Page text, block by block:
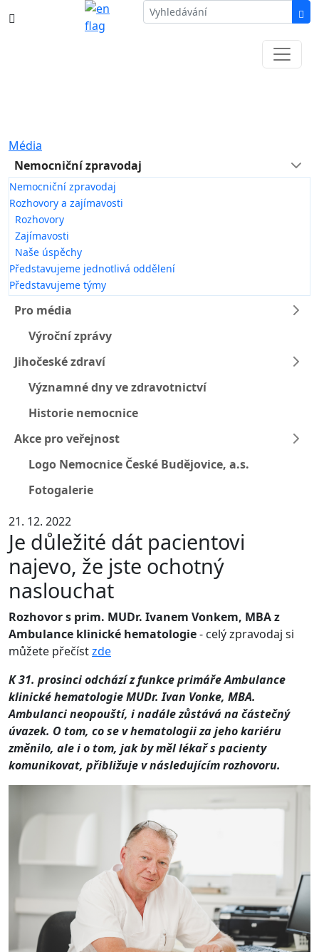
Média
Nemocniční zpravodaj
Nemocniční zpravodaj
Rozhovory a zajímavosti
Rozhovory
Zajímavosti
Naše úspěchy
Představujeme jednotlivá oddělení
Představujeme týmy
Pro média
Výroční zprávy
Jihočeské zdraví
Významné dny ve zdravotnictví
Historie nemocnice
Akce pro veřejnost
Logo Nemocnice České Budějovice, a.s.
Fotogalerie
21. 12. 2022
Je důležité dát pacientovi
najevo, že jste ochotný
naslouchat
Rozhovor s prim. MUDr. Ivanem Vonkem, MBA z
Ambulance klinické hematologie- celý zpravodaj si
můžete přečístzde
K 31. prosinci odchází z funkce primáře Ambulance
klinické hematologie MUDr. Ivan Vonke, MBA.
Ambulanci neopouští, i nadále zůstává na částečný
úvazek. O tom, co se v hematologii za jeho kariéru
změnilo, ale i o tom, jak by měl lékař s pacienty
komunikovat, přibližuje v následujícím rozhovoru.